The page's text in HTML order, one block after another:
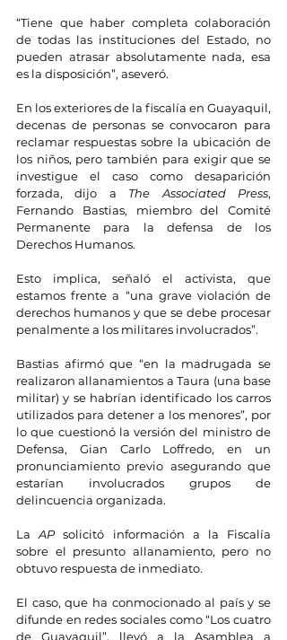
“Tiene que haber completa colaboración
de todas las instituciones del Estado, no
pueden atrasar absolutamente nada, esa
es la disposición”, aseveró.
En los exteriores de la fiscalía en Guayaquil,
decenas de personas se convocaron para
reclamar respuestas sobre la ubicación de
los niños, pero también para exigir que se
investigue el caso como desaparición
forzada, dijo a The Associated Press,
Fernando Bastias, miembro del Comité
Permanente para la defensa de los
Derechos Humanos.
Esto implica, señaló el activista, que
estamos frente a “una grave violación de
derechos humanos y que se debe procesar
penalmente a los militares involucrados”.
Bastias afirmó que “en la madrugada se
realizaron allanamientos a Taura (una base
militar) y se habrían identificado los carros
utilizados para detener a los menores”, por
lo que cuestionó la versión del ministro de
Defensa, Gian Carlo Loffredo, en un
pronunciamiento previo asegurando que
estarían involucrados grupos de
delincuencia organizada.
La AP solicitó información a la Fiscalía
sobre el presunto allanamiento, pero no
obtuvo respuesta de inmediato.
El caso, que ha conmocionado al país y se
difunde en redes sociales como “Los cuatro
de Guayaquil”, llevó a la Asamblea a